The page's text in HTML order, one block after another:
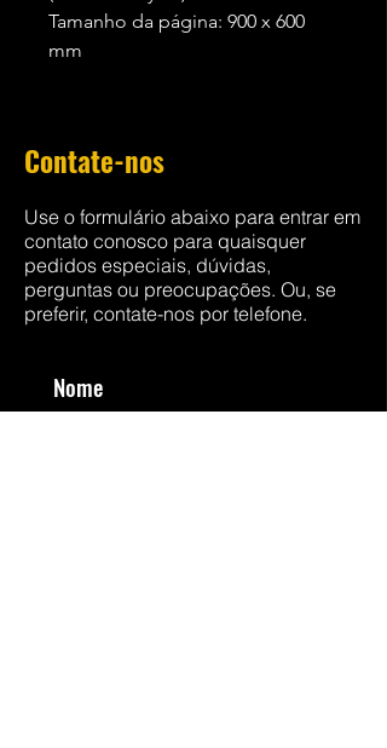
Tamanho da página: 900 x 600
mm
Contate-nos
Use o formulário abaixo para entrar em
contato conosco para quaisquer
pedidos especiais, dúvidas,
perguntas ou preocupações. Ou, se
preferir, contate-nos por telefone.